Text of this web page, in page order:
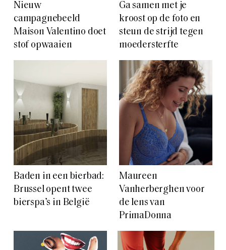
Nieuw
campagnebeeld
Maison Valentino doet
stof opwaaien
Ga samen met je
kroost op de foto en
steun de strijd tegen
moedersterfte
Baden in een bierbad:
Brussel opent twee
bierspa’s in België
Maureen
Vanherberghen voor
de lens van
PrimaDonna